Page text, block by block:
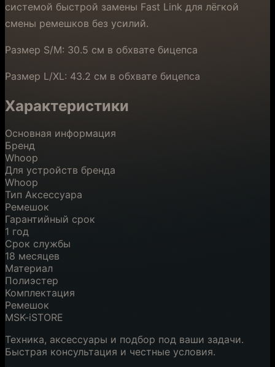
системой быстрой замены Fast Link для лёгкой
смены ремешков без усилий.
Размер S/M: 30.5 см в обхвате бицепса
Размер L/XL: 43.2 см в обхвате бицепса
Характеристики
Основная информация
Бренд
Whoop
Для устройств бренда
Whoop
Тип Аксессуара
Ремешок
Гарантийный срок
1 год
Срок службы
18 месяцев
Материал
Полиэстер
Комплектация
Ремешок
MSK-iSTORE
Техника, аксессуары и подбор под ваши задачи.
Быстрая консультация и честные условия.